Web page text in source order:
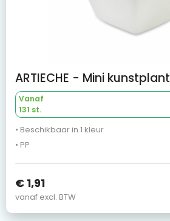
ARTIECHE - Mini kunstplant
Vanaf
131 st.
• Beschikbaar in 1 kleur
• PP
€ 1,91
vanaf excl. BTW